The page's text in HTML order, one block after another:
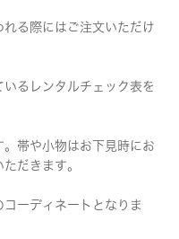
る際にはご注文いただけ
るレンタルチェック表を
帯や小物はお下見時にお
だきます。
ーディネートとなりま